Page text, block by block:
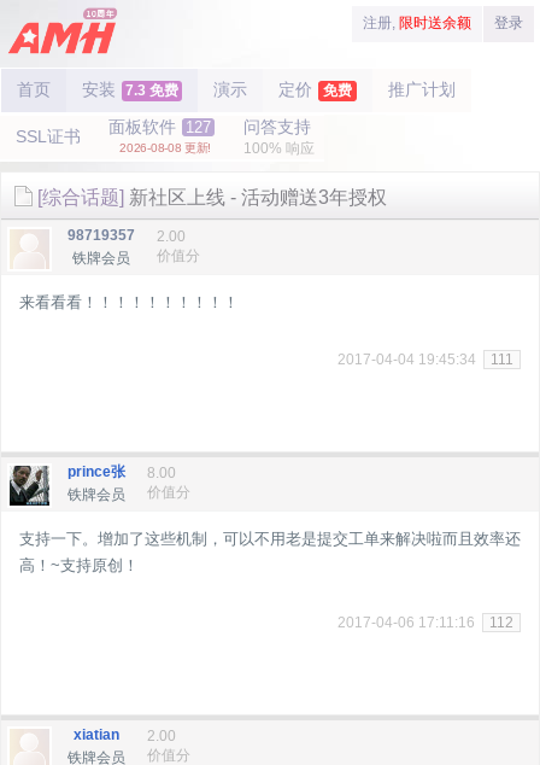
注册, 限时送余额 登录
首页 安装 7.3 免费 演示 定价 免费 推广计划
SSL证书 面板软件 127
2026-08-08 更新!
问答支持
100% 响应
[综合话题] 新社区上线 - 活动赠送3年授权
98719357
铁牌会员
2.00
价值分
来看看看！！！！！！！！！！
2017-04-04 19:45:34 111
prince张
铁牌会员
8.00
价值分
支持一下。增加了这些机制，可以不用老是提交工单来解决啦而且效率还
高！~支持原创！
2017-04-06 17:11:16 112
xiatian
铁牌会员
2.00
价值分